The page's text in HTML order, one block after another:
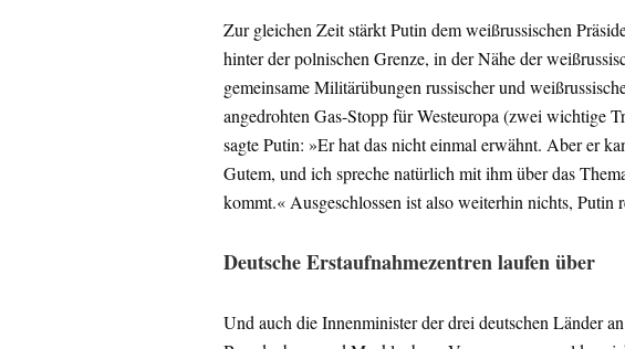
Zur gleichen Zeit stärkt Putin dem weißrussischen
hinter der polnischen Grenze, in der Nähe der
gemeinsame Militärübungen russischer und
angedrohten Gas-Stopp für Westeuropa (zwei wichtige
sagte Putin: »Er hat das nicht einmal erwähnt. Aber er
Gutem, und ich spreche natürlich mit ihm über das
kommt.« Ausgeschlossen ist also weiterhin nichts, Putin
Deutsche Erstaufnahmezentren laufen über
Und auch die Innenminister der drei deutschen Länder